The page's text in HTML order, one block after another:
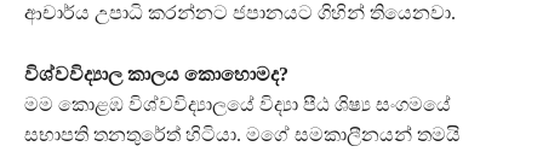
ආචාර්ය උපාධි කරන්නට ජපානයට ගිහින් තියෙනවා.
විශ්වවිද්‍යාල කාලය කොහොමද?
මම කොළඹ විශ්වවිද්‍යාලයේ විද්‍යා පීඨ ශිෂ්‍ය සංගමයේ
සභාපති තනතුරේත් හිටියා. මගේ සමකාලීනයන් තමයි